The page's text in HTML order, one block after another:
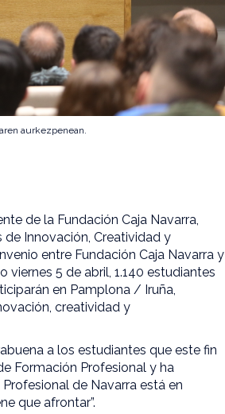
aurkezpenean.
de la Fundación Caja Navarra,
de Innovación, Creatividad y
entre Fundación Caja Navarra y
5 de abril, 1.140 estudiantes
en Pamplona / Iruña,
creatividad y
a los estudiantes que este fin
Formación Profesional y ha
de Navarra está en
que afrontar”.